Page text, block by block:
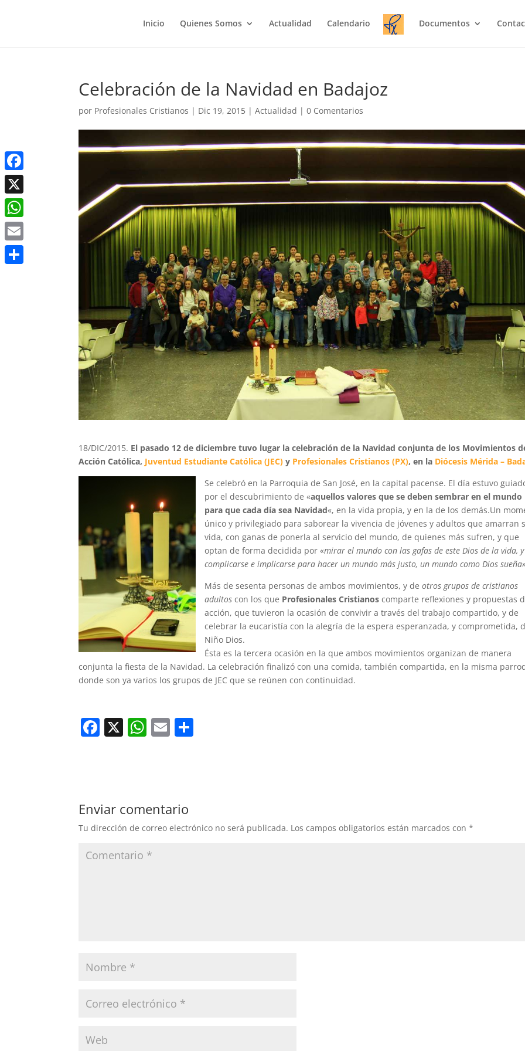
Inicio Quienes Somos Actualidad Calendario Documentos
Celebración de la Navidad en Badajoz
por Profesionales Cristianos | Dic 19, 2015 |Actualidad |0 Comentarios
18/DIC/2015. El pasado 12 de diciembre tuvo lugar la celebración de la Navidad conjunta de los Movimientos
Acción Católica, Juventud Estudiante Católica (JEC) y Profesionales Cristianos (PX), en la Diócesis Mérida –
Se celebró en la Parroquia de San José, en la capital pacense. El día estuvo
por el descubrimiento de «aquellos valores que se deben sembrar en el mundo
para que cada día sea Navidad«, en la vida propia, y en la de los demás.Un
único y privilegiado para saborear la vivencia de jóvenes y adultos que amarran
vida, con ganas de ponerla al servicio del mundo, de quienes más sufren, y que
optan de forma decidida por «mirar el mundo con las gafas de este Dios de la vida, y
complicarse e implicarse para hacer un mundo más justo, un mundo como Dios sueña»
Más de sesenta personas de ambos movimientos, y deotros grupos de cristianos
adultos con los que Profesionales Cristianos comparte reflexiones y propuestas
acción, que tuvieron la ocasión de convivir a través del trabajo compartido, y de
celebrar la eucaristía con la alegría de la espera esperanzada, y comprometida,
Niño Dios.
Ésta es la tercera ocasión en la que ambos movimientos organizan de manera
conjunta la fiesta de la Navidad. La celebración finalizó con una comida, también compartida, en la misma
donde son ya varios los grupos de JEC que se reúnen con continuidad.
F
b
o
o
k
X W
A
p
p
E
tir
Enviar comentario
Tu dirección de correo electrónico no será publicada. Los campos obligatorios están marcados con*
Facebook
X
WhatsApp
Email